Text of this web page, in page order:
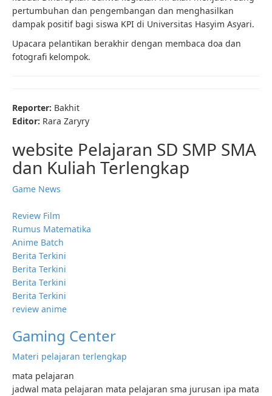
pertumbuhan dan pengembangan dan menghasilkan
dampak positif bagi siswa KPI di Universitas Hasyim Asyari.
Upacara pelantikan berakhir dengan membaca doa dan
fotografi kelompok.
Reporter: Bakhit
Editor: Rara Zaryry
website Pelajaran SD SMP SMA
dan Kuliah Terlengkap
Game News
Review Film
Rumus Matematika
Anime Batch
Berita Terkini
Berita Terkini
Berita Terkini
Berita Terkini
review anime
Gaming Center
Materi pelajaran terlengkap
mata pelajaran
jadwal mata pelajaran mata pelajaran sma jurusan ipa mata